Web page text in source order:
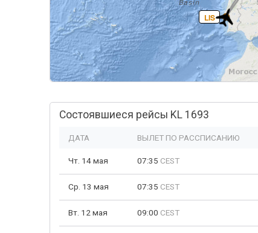
LIS
Состоявшиеся рейсы KL 1693
ДАТА ВЫЛЕТ ПО РАССПИСАНИЮ
Чт. 14 мая 07:35 CEST
Ср. 13 мая 07:35 CEST
Вт. 12 мая 09:00 CEST